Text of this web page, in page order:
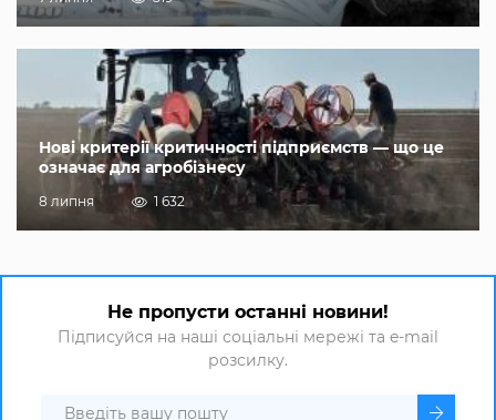
Нові критерії критичності підприємств — що це
означає для агробізнесу
8 липня 1 632
Не пропусти останні новини!
Підписуйся на наші соціальні мережі та e-mail
розсилку.